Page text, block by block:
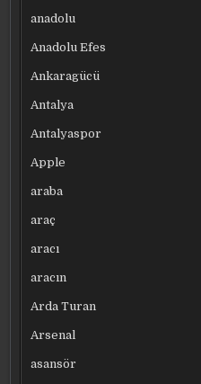
anadolu
Anadolu Efes
Ankaragücü
Antalya
Antalyaspor
Apple
araba
araç
aracı
aracın
Arda Turan
Arsenal
asansör